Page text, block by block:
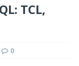
TCL,
0